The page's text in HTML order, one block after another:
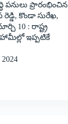
పనులు ప్రారంభించిన
రెడ్డి, కొండా సురేఖ,
10 : రాష్ట్ర
హామీల్లో ఇప్పటికే
2024